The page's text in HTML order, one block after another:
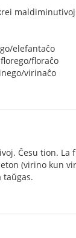
elefantaĉo
floraĉo
virinaĉo
Ĉesu tion.
(virino kun
taŭgas.